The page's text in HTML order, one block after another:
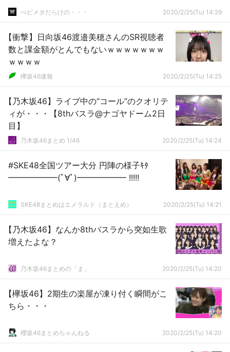
べビメタだらけの・・・ 2020/2/25(Tu) 14:29
【衝撃】日向坂46渡邉美穂さんのSR視聴者
数と課金額がとんでもないｗｗｗｗｗｗｗ
ｗｗｗｗ
欅坂46速報 2020/2/25(Tu) 14:25
【乃木坂46】ライブ中の“コール”のクオリテ
ィが・・・【8thバスラ@ナゴヤドーム2日
目】
乃木坂46まとめ 1/46 2020/2/25(Tu) 14:24
#SKE48全国ツアー大分 円陣の様子ｷﾀ
━━━━━━(ﾟ∀ﾟ)━━━━━━ !!!!!
SKE48まとめはエメラルド（まとえめ） 2020/2/25(Tu) 14:21
【乃木坂46】なんか8thバスラから突如生歌
増えたよな？
乃木坂46まとめの「ま」 2020/2/25(Tu) 14:20
【欅坂46】2期生の楽屋が凍り付く瞬間がこ
ちら・・・
櫻坂46まとめちゃんねる 2020/2/25(Tu) 14:20